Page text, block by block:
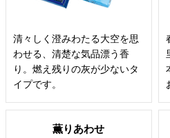
清々しく澄みわたる大空を思
わせる、清楚な気品漂う香
り。燃え残りの灰が少ないタ
イプです。
薫りあわせ